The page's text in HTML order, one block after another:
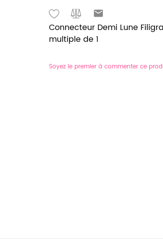
Connecteur Demi Lune
multiple de 1
Soyez le premier à commenter ce